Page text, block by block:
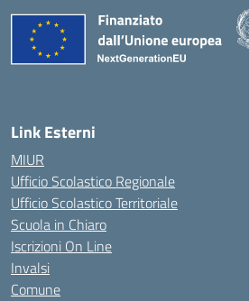
Link Esterni
MIUR
Ufficio Scolastico Regionale
Ufficio Scolastico Territoriale
Scuola in Chiaro
Iscrizioni On Line
Invalsi
Comune